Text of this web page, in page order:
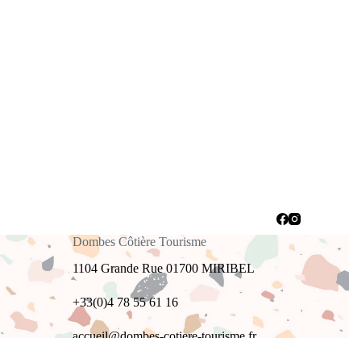
Dombes Côtière Tourisme
1104 Grande Rue 01700 MIRIBEL
+33(0)4 78 55 61 16